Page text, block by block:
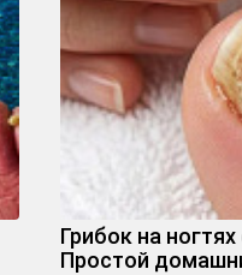
Грибок на
Простой